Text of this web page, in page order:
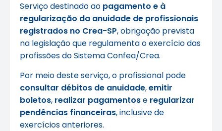
Serviço destinado ao pagamento e à
regularização da anuidade de profissionais
registrados no Crea-SP, obrigação prevista
na legislação que regulamenta o exercício das
profissões do Sistema Confea/Crea.
Por meio deste serviço, o profissional pode
consultar débitos de anuidade,emitir
boletos, realizar pagamentose regularizar
pendências financeiras, inclusive de
exercícios anteriores.